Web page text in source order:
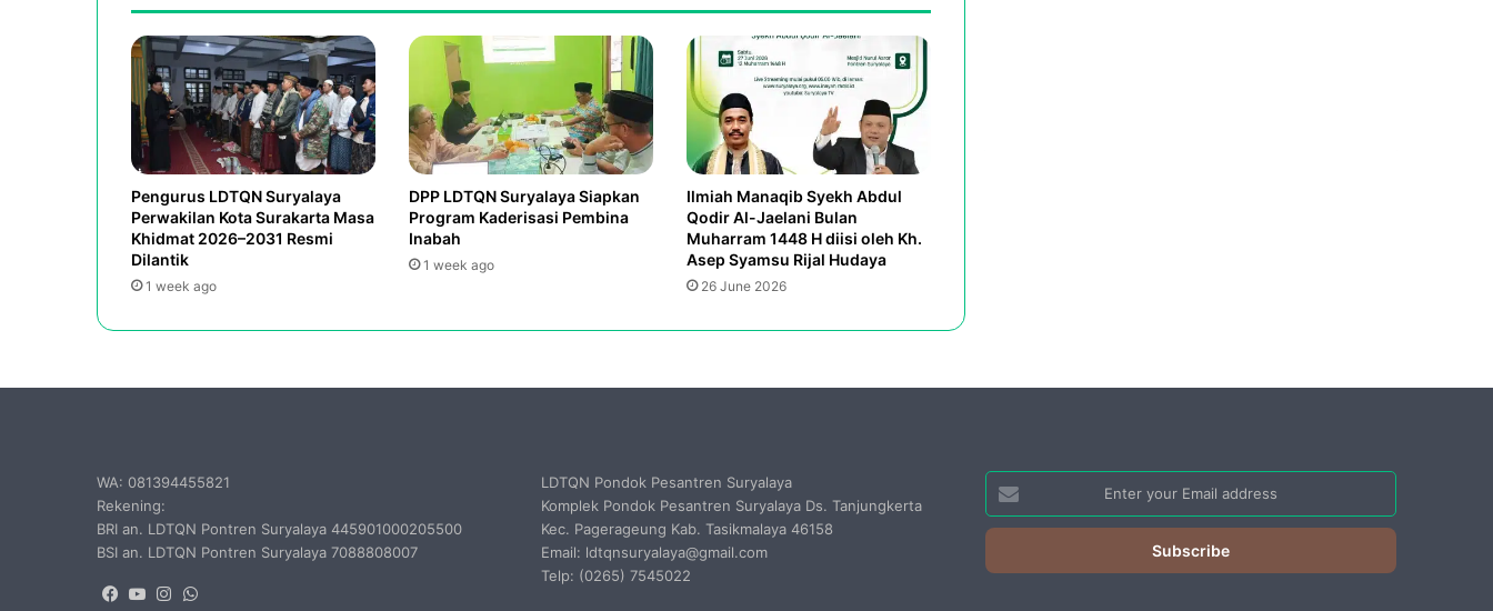
Pengurus LDTQN Suryalaya
Perwakilan Kota Surakarta Masa
Khidmat 2026–2031 Resmi
Dilantik
1 week ago
DPP LDTQN Suryalaya Siapkan
Program Kaderisasi Pembina
Inabah
1 week ago
Ilmiah Manaqib Syekh Abdul
Qodir Al-Jaelani Bulan
Muharram 1448 H diisi oleh Kh.
Asep Syamsu Rijal Hudaya
26 June 2026
WA: 081394455821
Rekening:
BRI an. LDTQN Pontren Suryalaya 445901000205500
BSI an. LDTQN Pontren Suryalaya 7088808007
Facebook
YouTubeInstagram
LDTQN Pondok Pesantren Suryalaya
Komplek Pondok Pesantren Suryalaya Ds. Tanjungkerta
Kec. Pagerageung Kab. Tasikmalaya 46158
Email: ldtqnsuryalaya@gmail.com
Telp: (0265) 7545022
Enter
your
Email